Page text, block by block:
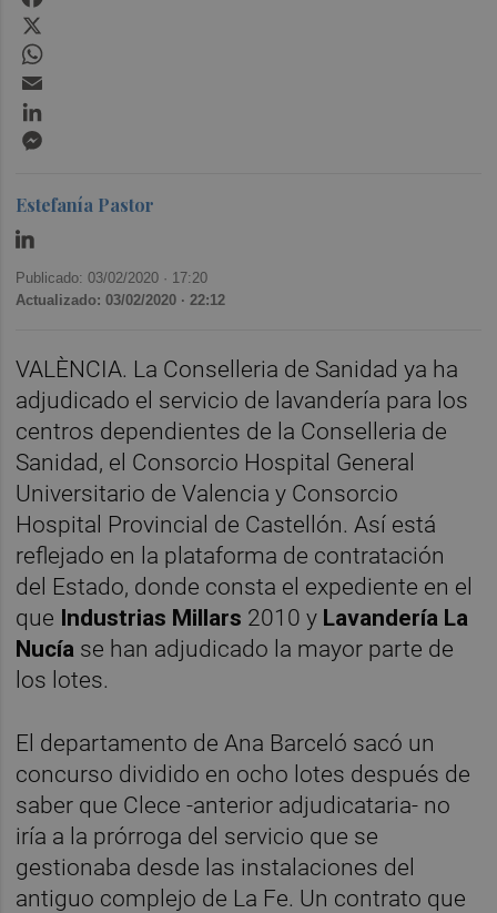
Estefanía Pastor
Publicado: 03/02/2020 · 17:20
Actualizado: 03/02/2020 · 22:12
VALÈNCIA. La Conselleria de Sanidad ya ha
adjudicado el servicio de lavandería para los
centros dependientes de la Conselleria de
Sanidad, el Consorcio Hospital General
Universitario de Valencia y Consorcio
Hospital Provincial de Castellón. Así está
reflejado en la plataforma de contratación
del Estado, donde consta el expediente en el
que Industrias Millars 2010 y Lavandería La
Nucía se han adjudicado la mayor parte de
los lotes.
El departamento de Ana Barceló sacó un
concurso dividido en ocho lotes después de
saber que Clece -anterior adjudicataria- no
iría a la prórroga del servicio que se
gestionaba desde las instalaciones del
antiguo complejo de La Fe. Un contrato que